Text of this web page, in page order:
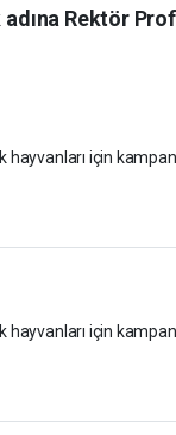
Rektör